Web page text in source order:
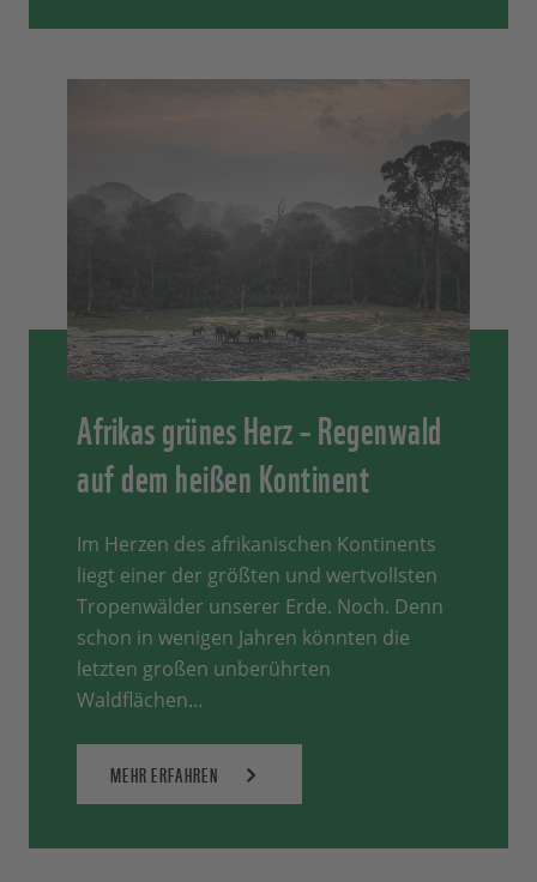
Afrikas grünes Herz – Regenwald
auf dem heißen Kontinent
Im Herzen des afrikanischen Kontinents
liegt einer der größten und wertvollsten
Tropenwälder unserer Erde. Noch. Denn
schon in wenigen Jahren könnten die
letzten großen unberührten
Waldflächen…
MEHR ERFAHREN